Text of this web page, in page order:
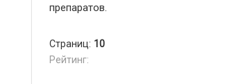
препаратов.
Страниц: 10
Рейтинг: